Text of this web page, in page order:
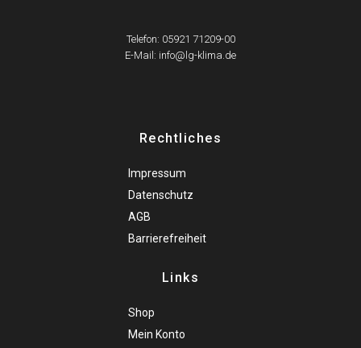
Telefon: 05921 71209-00
E-Mail: info@lg-klima.de
Rechtliches
Impressum
Datenschutz
AGB
Barrierefreiheit
Links
Shop
Mein Konto